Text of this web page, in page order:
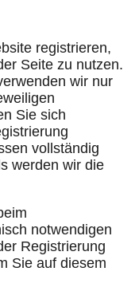
registrieren,
Seite zu nutzen.
wir nur
Sie sich
vollständig
werden wir die
notwendigen
Registrierung
Sie auf diesem